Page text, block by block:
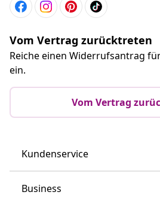
Vom Vertrag zurücktreten
Reiche einen Widerrufsantrag
ein.
Vom Vertrag
Kundenservice
Business